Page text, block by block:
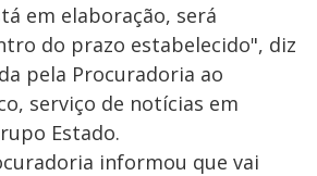
em elaboração, será
do prazo estabelecido", diz
pela Procuradoria ao
serviço de notícias em
Estado.
informou que vai